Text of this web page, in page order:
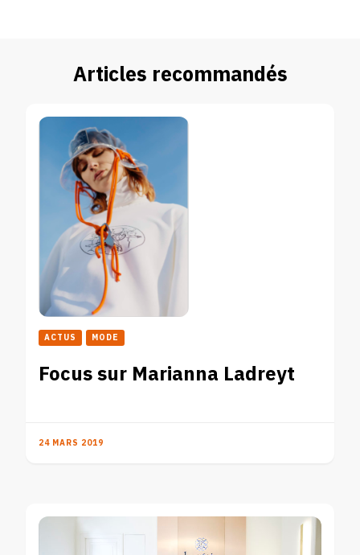
Articles recommandés
ACTUS MODE
Focus sur Marianna Ladreyt
24 MARS 2019